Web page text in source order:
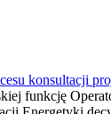
konsultacji
funkcję